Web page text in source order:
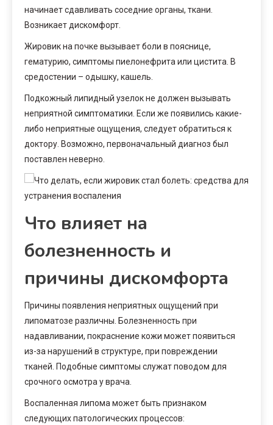
начинает сдавливать соседние органы, ткани.
Возникает дискомфорт.
Жировик на почке вызывает боли в пояснице,
гематурию, симптомы пиелонефрита или цистита. В
средостении – одышку, кашель.
Подкожный липидный узелок не должен вызывать
неприятной симптоматики. Если же появились какие-
либо неприятные ощущения, следует обратиться к
доктору. Возможно, первоначальный диагноз был
поставлен неверно.
Что влияет на
болезненность и
причины дискомфорта
Причины появления неприятных ощущений при
липоматозе различны. Болезненность при
надавливании, покраснение кожи может появиться
из-за нарушений в структуре, при повреждении
тканей. Подобные симптомы служат поводом для
срочного осмотра у врача.
Воспаленная липома может быть признаком
следующих патологических процессов: